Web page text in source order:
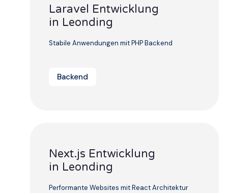
Laravel Entwicklung
in Leonding
Stabile Anwendungen mit PHP Backend
Backend
Next.js Entwicklung
in Leonding
Performante Websites mit React Architektur